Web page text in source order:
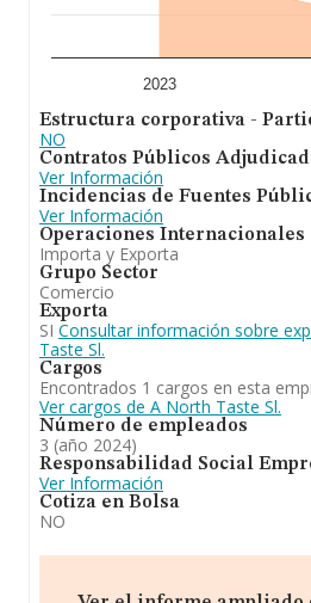
a la información de la provincia
en la base de datos INFORMA
Como información adicional de
desde la constitución es de 16
En conclusión,
compra, venta, importación,
y al por menor de todo tipo de
alimentación y bebidas, tanto
(códigos c.n.a.e. números 4639,
compra, venta, importación,
y al por mayor de
un retroceso en el ranking de su
mayor, no especializado, de
bebidas y tabaco). Frente al 2023,
nacional, de todas las empresas
ha retrocedido.
2023
Estructura corporativa -
NO
Contratos Públicos
Ver Información
Incidencias de Fuentes
Ver Información
Operaciones Internacionales
Importa y Exporta
Grupo Sector
Comercio
Exporta
SI Consultar información sobre
Taste Sl.
Cargos
Encontrados 1 cargos en esta
Ver cargos de A North Taste Sl.
Número de empleados
3 (año 2024)
Responsabilidad Social
Ver Información
Cotiza en Bolsa
NO